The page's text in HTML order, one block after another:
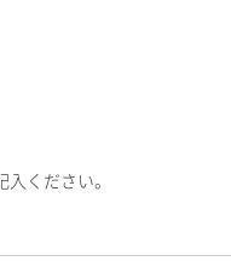
ください。